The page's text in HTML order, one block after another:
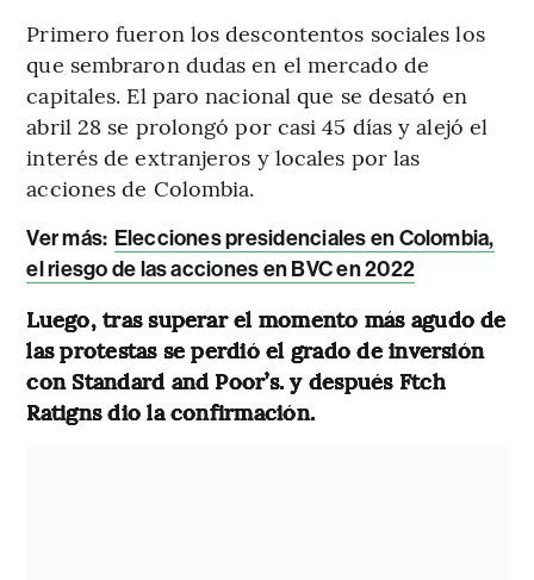
Primero fueron los descontentos sociales los
que sembraron dudas en el mercado de
capitales. El paro nacional que se desató en
abril 28 se prolongó por casi 45 días y alejó el
interés de extranjeros y locales por las
acciones de Colombia.
Ver más: Elecciones presidenciales en Colombia,
el riesgo de las acciones en BVC en 2022
Luego, tras superar el momento más agudo de
las protestas se perdió el grado de inversión
con Standard and Poor’s. y después Ftch
Ratigns dio la confirmación.